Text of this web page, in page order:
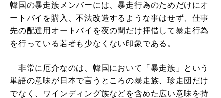
韓国の暴走族メンバーには、暴走行為のためだけにオ
ートバイを購入、不法改造するような事はせず、仕事
先の配達用オートバイを夜の間だけ拝借して暴走行為
を行っている若者も少なくない印象である。
非常に厄介なのは、韓国において「暴走族」という
単語の意味が日本で言うところの暴走族、珍走団だけ
でなく、ワインディング族などを含めた広い意味を持